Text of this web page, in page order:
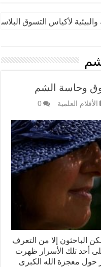
لأكياس التسوق
وحاسة الشم
الأفلام العلمية
0
الباحثون إلا من التعرف
أحد تلك الأسرار ظهرت
حول معجزة الله الكبرى